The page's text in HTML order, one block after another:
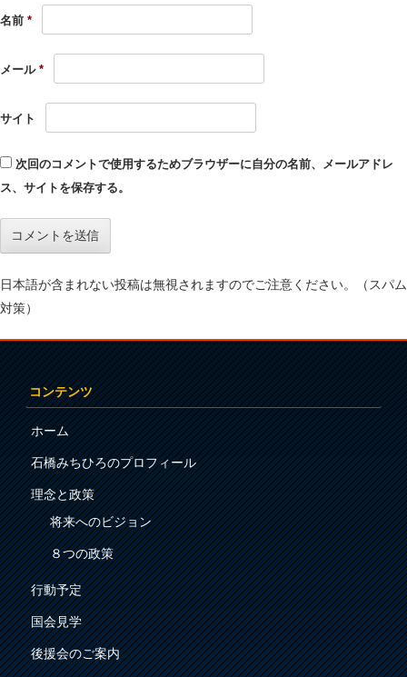
名前 *
メール *
サイト
次回のコメントで使用するためブラウザーに自分の名前、メールアドレ
ス、サイトを保存する。
日本語が含まれない投稿は無視されますのでご注意ください。（スパム
対策）
コンテンツ
ホーム
石橋みちひろのプロフィール
理念と政策
将来へのビジョン
８つの政策
行動予定
国会見学
後援会のご案内